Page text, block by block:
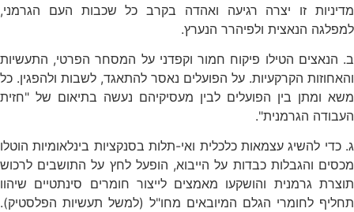
מדיניות זו יצרה רגיעה ואהדה בקרב כל שכבות העם הגרמני,
למפלגה הנאצית ולפיהרר הנערץ.
ב. הנאצים הטילו פיקוח חמור וקפדני על המסחר הפרטי, התעשיות
והאחוזות הקרקעיות. על הפועלים נאסר להתאגד, לשבות ולהפגין. כל
משא ומתן בין הפועלים לבין מעסיקיהם נעשה בתיאום של "חזית
העבודה הגרמנית".
ג. כדי להשיג עצמאות כלכלית ואי-תלות בסנקציות בינלאומיות הוטלו
מכסים והגבלות כבדות על הייבוא, הופעל לחץ על התושבים לרכוש
תוצרת גרמנית והושקעו מאמצים לייצור חומרים סינתטיים שיהוו
תחליף לחומרי הגלם המיובאים מחו"ל (למשל תעשיות הפלסטיק).